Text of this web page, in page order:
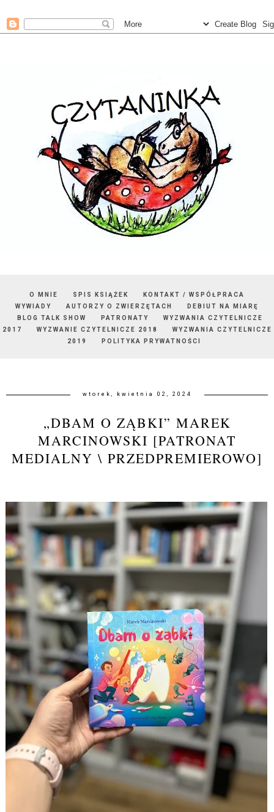
O MNIE SPIS KSIĄŻEK
KONTAKT / WSPÓŁPRACA
WYWIADY
AUTORZY O ZWIERZĘTACH
DEBIUT NA MIARĘ
BLOG TALK SHOW
PATRONATY
WYZWANIA CZYTELNICZE
2017
WYZWANIE CZYTELNICZE 2018
WYZWANIA CZYTELNICZE
2019
POLITYKA PRYWATNOŚCI
wtorek, kwietnia 02, 2024
„DBAM O ZĄBKI” MAREK
MARCINOWSKI [PATRONAT
MEDIALNY \ PRZEDPREMIEROWO]